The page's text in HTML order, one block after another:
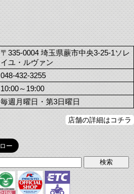
〒335-0004 埼玉県蕨市中央3-25-1ソレ
イユ・ルヴァン
048-432-3255
10:00～19:00
毎週月曜日・第3日曜日
店舗の詳細はコチラ